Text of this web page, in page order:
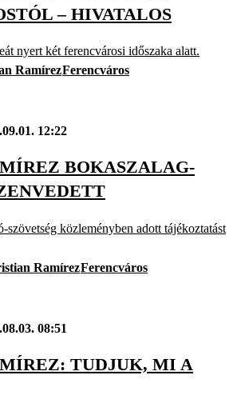
– HIVATALOS
nyert két ferencvárosi időszaka alatt.
RamírezFerencváros
12:22
BOKASZALAG-
közleményben adott tájékoztatást
RamírezFerencváros
08:51
TUDJUK, MI A